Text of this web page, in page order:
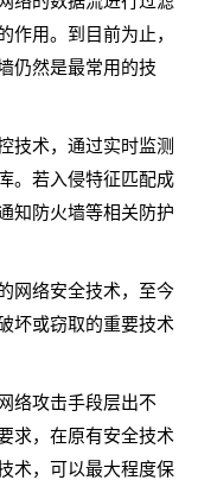
作用。到目前为止，
仍然是最常用的技
技术，通过实时监测
。若入侵特征匹配成
知防火墙等相关防护
网络安全技术，至今
坏或窃取的重要技术
络攻击手段层出不
求，在原有安全技术
术，可以最大程度保